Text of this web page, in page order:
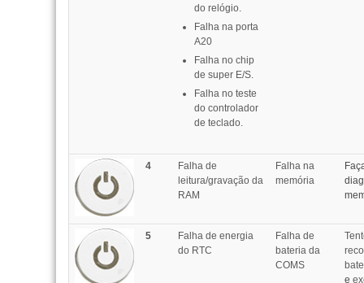
do relógio.
Falha na porta
A20
Falha no chip
de super E/S.
Falha no teste
do controlador
de teclado.
4
Falha de
leitura/gravação da
RAM
Falha na
memória
5
Falha de energia
do RTC
Falha de
bateria da
COMS
e